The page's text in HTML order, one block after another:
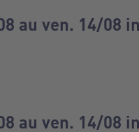
au ven. 14/08
au ven. 14/08